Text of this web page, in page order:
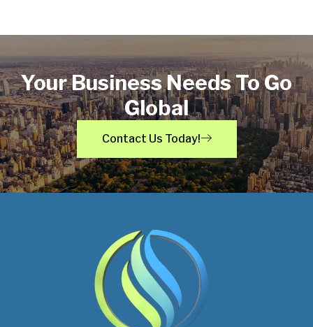
Your Business Needs To Go
Global
Contact Us Today!